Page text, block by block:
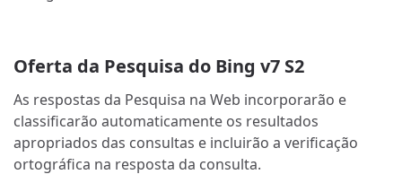
Oferta da Pesquisa do Bing v7 S2
As respostas da Pesquisa na Web incorporarão e
classificarão automaticamente os resultados
apropriados das consultas e incluirão a verificação
ortográfica na resposta da consulta.